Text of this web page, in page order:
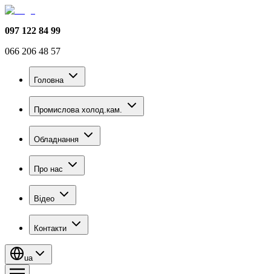
097 122 84 99
066 206 48 57
Головна
Промислова холод.кам.
Обладнання
Про нас
Відео
Контакти
ua